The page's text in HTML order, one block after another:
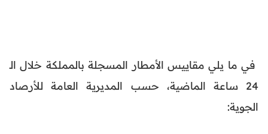
في ما يلي مقاييس الأمطار المسجلة بالمملكة خلال الـ
24 ساعة الماضية، حسب المديرية العامة للأرصاد
الجوية: